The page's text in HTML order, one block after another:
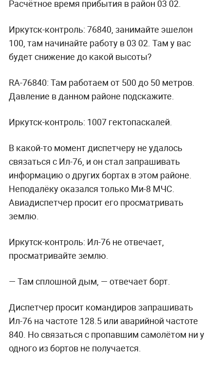
Расчётное время прибытия в район 03 02.
Иркутск-контроль: 76840, занимайте эшелон
100, там начинайте работу в 03 02. Там у вас
будет снижение до какой высоты?
RA-76840: Там работаем от 500 до 50 метров.
Давление в данном районе подскажите.
Иркутск-контроль: 1007 гектопаскалей.
В какой-то момент диспетчеру не удалось
связаться с Ил-76, и он стал запрашивать
информацию о других бортах в этом районе.
Неподалёку оказался только Ми-8 МЧС.
Авиадиспетчер просит его просматривать
землю.
Иркутск-контроль: Ил-76 не отвечает,
просматривайте землю.
— Там сплошной дым, — отвечает борт.
Диспетчер просит командиров запрашивать
Ил-76 на частоте 128.5 или аварийной частоте
840. Но связаться с пропавшим самолётом ни у
одного из бортов не получается.